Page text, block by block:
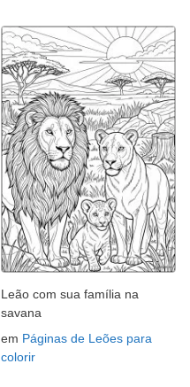
Leão com sua família na
savana
em Páginas de Leões para
colorir